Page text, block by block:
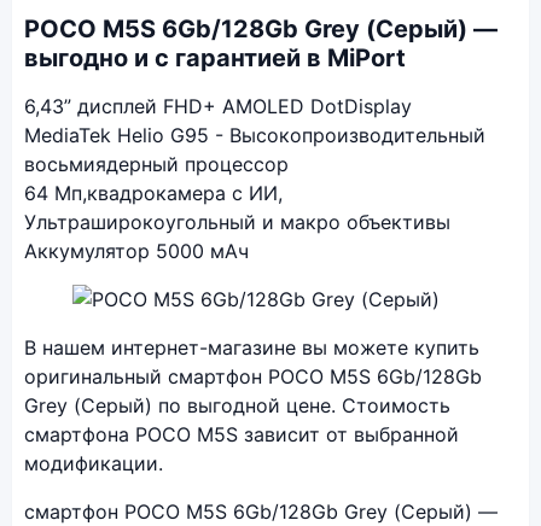
POCO M5S 6Gb/128Gb Grey (Серый) —
выгодно и с гарантией в MiPort
6,43” дисплей FHD+ AMOLED DotDisplay
MediaTek Helio G95 - Высокопроизводительный
восьмиядерный процессор
64 Мп,квадрокамера с ИИ,
Ультраширокоугольный и макро объективы
Аккумулятор 5000 мАч
В нашем интернет-магазине вы можете купить
оригинальный смартфон POCO M5S 6Gb/128Gb
Grey (Серый) по выгодной цене. Стоимость
смартфона POCO M5S зависит от выбранной
модификации.
смартфон POCO M5S 6Gb/128Gb Grey (Серый) —